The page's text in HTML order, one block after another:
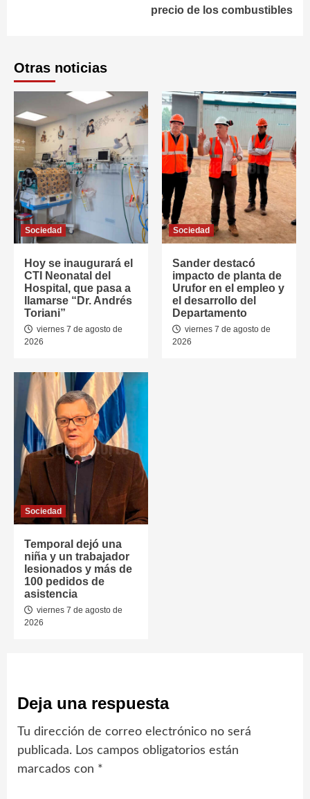
precio de los combustibles
Otras noticias
Sociedad
Hoy se inaugurará el
CTI Neonatal del
Hospital, que pasa a
llamarse “Dr. Andrés
Toriani”
viernes 7 de agosto de
2026
Sociedad
Sander destacó
impacto de planta de
Urufor en el empleo y
el desarrollo del
Departamento
viernes 7 de agosto de
2026
Sociedad
Temporal dejó una
niña y un trabajador
lesionados y más de
100 pedidos de
asistencia
viernes 7 de agosto de
2026
Deja una respuesta
Tu dirección de correo electrónico no será
publicada. Los campos obligatorios están
marcados con *